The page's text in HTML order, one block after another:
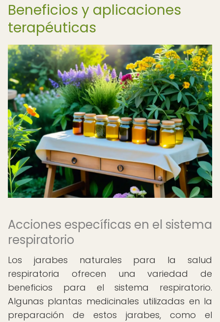
Beneficios y aplicaciones
terapéuticas
Acciones específicas en el sistema
respiratorio
Los jarabes naturales para la salud
respiratoria ofrecen una variedad de
beneficios para el sistema respiratorio.
Algunas plantas medicinales utilizadas en la
preparación de estos jarabes, como el